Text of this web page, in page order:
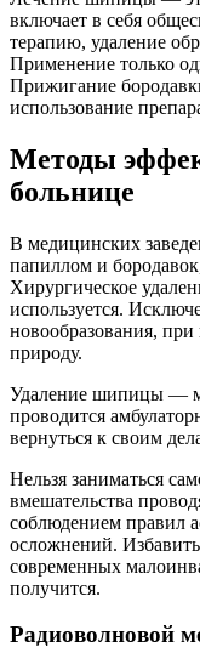
включает в себя
терапию, удаление
Применение только
Прижигание
использование
Методы
больнице
В медицинских
папиллом и
Хирургическое
используется.
новообразования,
природу.
Удаление шипицы —
проводится
вернуться к своим
Нельзя заниматься
вмешательства
соблюдением правил
осложнений.
современных
получится.
Радиоволновой